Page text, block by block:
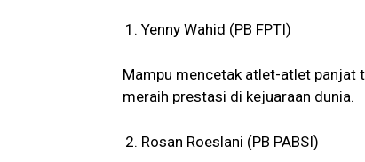
Yenny Wahid (PB FPTI)
Mampu mencetak atlet-atlet panjat
meraih prestasi di kejuaraan dunia.
Rosan Roeslani (PB PABSI)